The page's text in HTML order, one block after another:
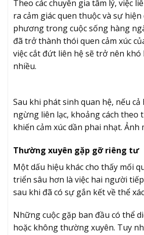
Theo các chuyên gia tâm lý, việc
ra cảm giác quen thuộc và sự hiện
phương trong cuộc sống hàng
đã trở thành thói quen cảm xúc
việc cắt đứt liên hệ sẽ trở nên
nhiều.
Sau khi phát sinh quan hệ, nếu cả
ngừng liên lạc, khoảng cách theo
khiến cảm xúc dần phai nhạt. Ảnh
Thường xuyên gặp gỡ riêng tư
Một dấu hiệu khác cho thấy mối
triển sâu hơn là việc hai người
sau khi đã có sự gắn kết về thể
Những cuộc gặp ban đầu có thể
hoặc không thường xuyên. Tuy